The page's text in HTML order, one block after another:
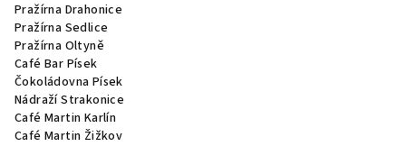
Pražírna Drahonice
Pražírna Sedlice
Pražírna Oltyně
Café Bar Písek
Čokoládovna Písek
Nádraží Strakonice
Café Martin Karlín
Café Martin Žižkov